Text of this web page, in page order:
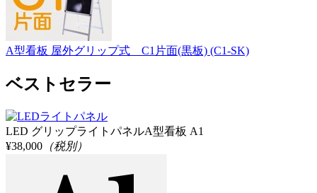
A型看板 屋外グリップ式 C1片面(黒板) (C1-SK)
ベストセラー
LED グリップライトパネルA型看板 A1
¥38,000 （税別）